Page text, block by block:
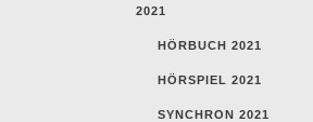
2021
HÖRBUCH 2021
HÖRSPIEL 2021
SYNCHRON 2021